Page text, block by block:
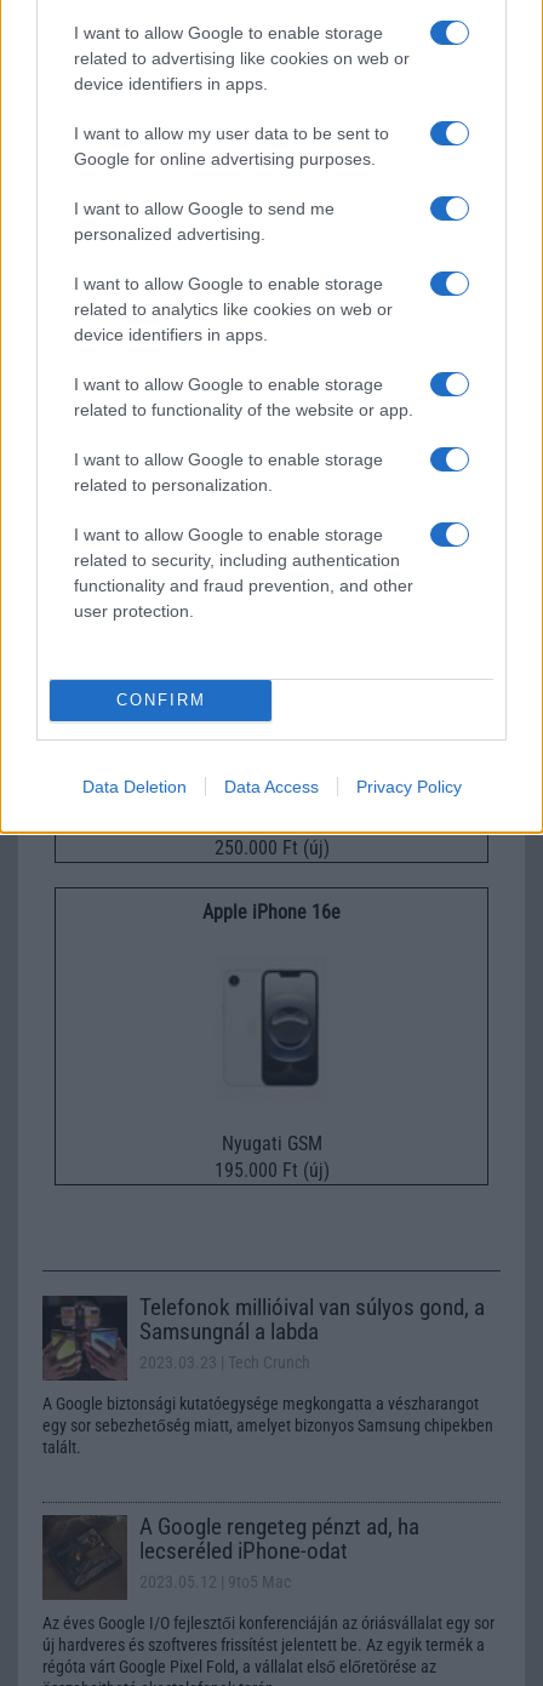
I want to allow Google to enable storage
related to advertising like cookies on web or
device identifiers in apps.
I want to allow my user data to be sent to
Google for online advertising purposes.
I want to allow Google to send me
personalized advertising.
I want to allow Google to enable storage
related to analytics like cookies on web or
device identifiers in apps.
I want to allow Google to enable storage
related to functionality of the website or app.
I want to allow Google to enable storage
related to personalization.
I want to allow Google to enable storage
related to security, including authentication
functionality and fraud prevention, and other
user protection.
CONFIRM
Data Deletion Data Access Privacy Policy
Új és Használt GSM kiemelt ajánlatok
Nyugati GSM
300.000 Ft (új)
Apple iPhone 15 Plus
250.000 Ft (új)
Apple iPhone 16e
Nyugati GSM
195.000 Ft (új)
Telefonok millióival van súlyos gond, a
Samsungnál a labda
2023.03.23 | Tech Crunch
A Google biztonsági kutatóegysége megkongatta a vészharangot
egy sor sebezhetőség miatt, amelyet bizonyos Samsung chipekben
talált.
A Google rengeteg pénzt ad, ha
lecseréled iPhone-odat
2023.05.12 | 9to5 Mac
Az éves Google I/O fejlesztői konferenciáján az óriásvállalat egy sor
új hardveres és szoftveres frissítést jelentett be. Az egyik termék a
régóta várt Google Pixel Fold, a vállalat első előretörése az